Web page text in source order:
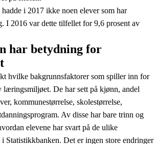
i 2017 ikke noen elever som har
I 2016 var dette tilfellet for 9,6 prosent av
har betydning for
hvilke bakgrunnsfaktorer som spiller inn for
læringsmiljøet. De har sett på kjønn, andel
kommunestørrelse, skolestørrelse,
Av disse har bare trinn og
elevene har svart på de ulike
i Statistikkbanken. Det er ingen store endringer